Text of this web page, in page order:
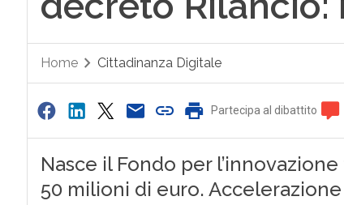
Home Cittadinanza Digitale
Partecipa al dibattito
Nasce il Fondo per
50 milioni di euro.